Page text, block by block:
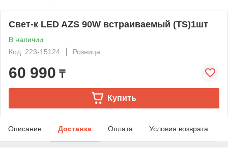
Свет-к LED AZS 90W встраиваемый (TS)1шт
В наличии
Код: 223-15124
Розница
60 990 ₸
Купить
Описание Доставка Оплата Условия возврата